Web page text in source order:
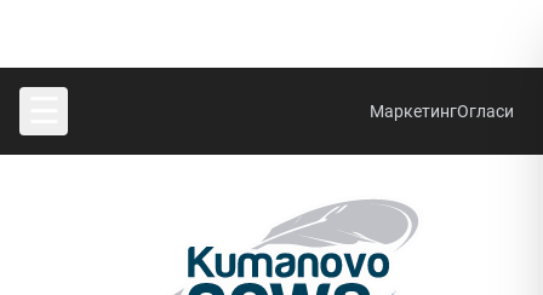
МаркетингОгласи